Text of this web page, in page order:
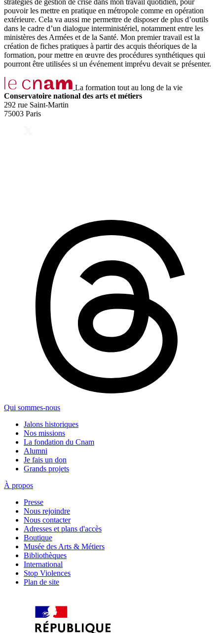
pouvoir les mettre en pratique en métropole comme en opération
extérieure. Cela va aussi me permettre de disposer de plus d’outils
dans le cadre d’un dialogue interministériel, notamment entre les
ministères des Armées et de la Santé. Mon premier travail est la
création de fiches pratiques à partir des acquis théoriques de la
formation, pour mettre en œuvre des procédures synthétiques qui
pourront être utilisées si un événement imprévu devait se présenter.
La formation tout au long de la vie
Conservatoire national des arts et métiers
292 rue Saint-Martin
75003 Paris
Qui sommes-nous
Jalons historiques
Nos missions
La fondation du Cnam
Alumni
Je fais un don
Grands projets
À propos
Presse
Nous rejoindre
Nous contacter
Adresses et plans d'accès
Boutique
Musée des Arts & Métiers
Bibliothèques
International
Stop Violences
Plan de site